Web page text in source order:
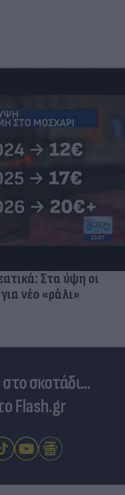
Στα ύψη οι
νέο «ράλι»
σκοτάδι...
Flash.gr